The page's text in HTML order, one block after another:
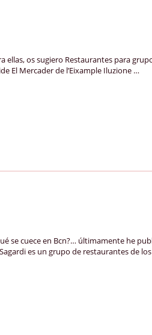
os sugiero Restaurantes para
El Mercader de l’Eixample Iluzione …
cuece en Bcn?… últimamente he
es un grupo de restaurantes de